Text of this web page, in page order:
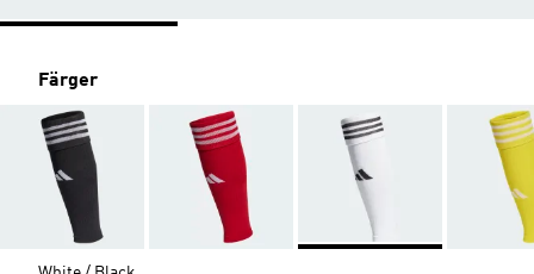
Färger